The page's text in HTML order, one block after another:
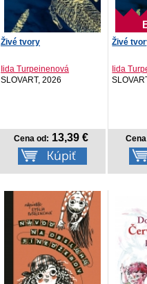
Živé tvory
Iida Turpeinenová
SLOVART, 2026
Cena od: 13,39 €
Živé
Iida